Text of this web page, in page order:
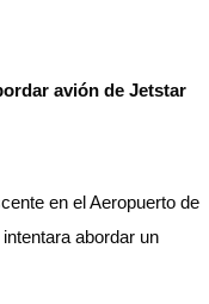
avión de Jetstar
en el Aeropuerto de
abordar un